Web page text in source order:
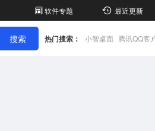
软件专题 最近更新
热门搜索： 小智桌面 腾讯QQ客